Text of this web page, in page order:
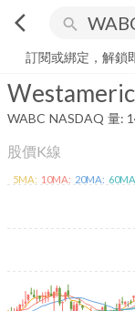
arrow_back_ios search
Westamerica
訂閱或綁定，解鎖
WABC NASDAQ 量:
股價K線
5MA: 10MA: 20MA: 60